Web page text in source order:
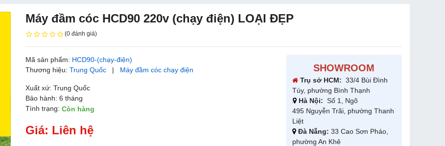
Máy đầm cóc HCD90 220v (chạy điện) LOẠI ĐẸP
(0 đánh giá)
Mã sản phẩm: HCD90-(chạy-điện)
Thương hiệu:Trung Quốc | Máy đầm cóc chạy điện
Xuất xứ: Trung Quốc
Bảo hành: 6 tháng
Tình trạng:Còn hàng
Giá: Liên hệ
SHOWROOM
Trụ sở HCM: 33/4 Bùi Đình
Túy, phường Bình Thạnh
Hà Nội: Số 1, Ngõ
495 Nguyễn Trãi, phường Thanh
Liệt
Đà Nẵng: 33 Cao Sơn Pháo,
phường An Khê